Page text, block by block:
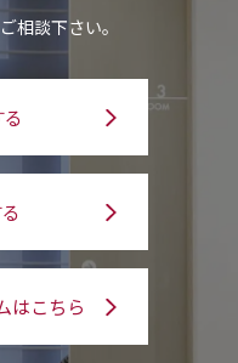
相談下さい。
はこちら